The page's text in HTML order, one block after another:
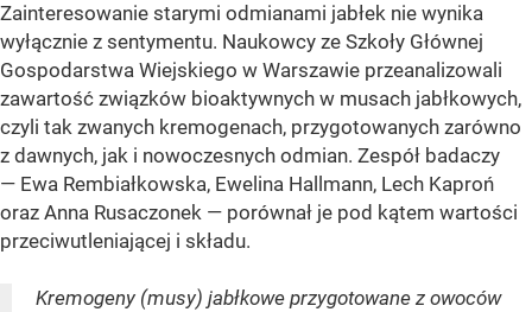
Zainteresowanie starymi odmianami jabłek nie wynika
wyłącznie z sentymentu. Naukowcy ze Szkoły Głównej
Gospodarstwa Wiejskiego w Warszawie przeanalizowali
zawartość związków bioaktywnych w musach jabłkowych,
czyli tak zwanych kremogenach, przygotowanych zarówno
z dawnych, jak i nowoczesnych odmian. Zespół badaczy
— Ewa Rembiałkowska, Ewelina Hallmann, Lech Kaproń
oraz Anna Rusaczonek — porównał je pod kątem wartości
przeciwutleniającej i składu.
Kremogeny (musy) jabłkowe przygotowane z owoców